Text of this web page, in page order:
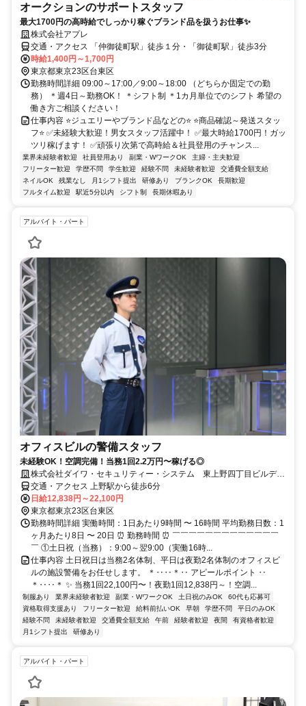
オークションのサポートスタッフ
最大1700円の高時給でしっかり稼ぐブランド品を扱うお仕事✨
株式会社アプレ
交通・アクセス 「仲御徒町駅」徒歩１分・「御徒町駅」徒歩3分
時給1,400円～1,700円
東京都東京23区台東区
勤務時間詳細 09:00～17:00／9:00～18:00 （どちらか固定での勤
務） ＊週4日～勤務OK！ ＊シフト制 ＊1カ月単位でのシフト 希望の
働き方ご相談ください！
仕事内容 ⭐ジュエリーやブランド品などの⭐ ⭐商品確認～発送スタッ
フ⭐ ✅未経験大歓迎！男女スタッフ活躍中！ ✅最大時給1700円！ガッ
ツリ稼げます！ ✅頑張り次第で高時給＆社員登用のチャンス...
業界未経験者歓迎 社員登用あり 副業・WワークOK
主婦・主夫歓迎
フリーター歓迎
学歴不問 学生歓迎 経験不問 未経験者歓迎
交通費全額支給
ネイルOK
残業なし 月1シフト提出 研修あり ブランクOK
長期歓迎
フルタイム歓迎
駅近5分以内 シフト制 長期休暇あり
アルバイト・パート
オフィスビルの警備スタッフ
未経験OK！空調完備！当務1回2.2万円〜稼げる◎
株式会社ダイワ・セキュリティー・システム 東上野四丁目ビルディ
ング
交通・アクセス 上野駅から徒歩6分
日給12,838円～22,100円
東京都東京23区台東区
勤務時間詳細 実働時間：1日あたり9時間 〜 16時間 平均勤務日数：1
ヶ月あたり8日 〜 20日 ⏰ 勤務時間 ⏰ ￣￣￣￣￣￣￣￣￣￣￣￣￣
￣ ①土日祝（当務）：9:00～翌9:00（実働16時...
仕事内容 土日祝日は当務2名体制、平日は夜勤2名体制のオフィスビ
ルの施設警備をお任せします。 ＊‥‥＊‥ アピールポイント ‥
＊‥‥＊ ✨ 当務1回22,100円〜！夜勤1回12,838円～！空調...
制服あり 業界未経験者歓迎 副業・WワークOK 土日祝のみOK
60代も応募可
資格取得支援あり
フリーター歓迎 給料前払いOK 早朝 学歴不問
平日のみOK
経験不問
未経験者歓迎 交通費全額支給 午前 経験者歓迎 夜間
有資格者歓迎
月1シフト提出
研修あり
アルバイト・パート